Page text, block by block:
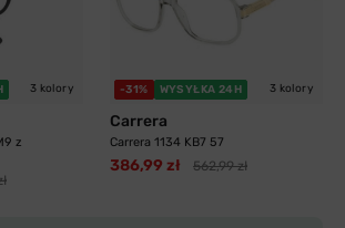
3 kolory
z
-31% WYSYŁKA 24H 3 kolory
Carrera
Carrera 1134 KB7 57
386,99 zł 562,99 zł